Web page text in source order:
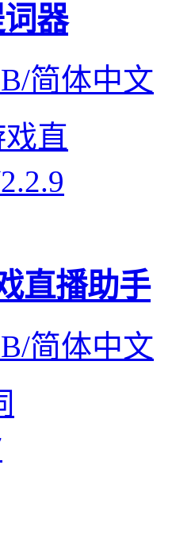
器
简体中文
直播助手
简体中文